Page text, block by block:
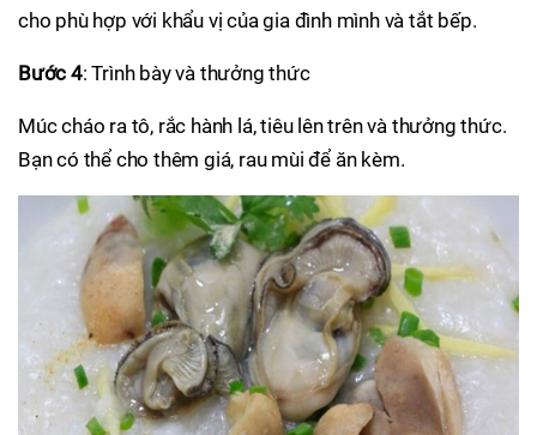
cho phù hợp với khẩu vị của gia đình mình và tắt bếp.
Bước 4: Trình bày và thưởng thức
Múc cháo ra tô, rắc hành lá, tiêu lên trên và thưởng thức.
Bạn có thể cho thêm giá, rau mùi để ăn kèm.